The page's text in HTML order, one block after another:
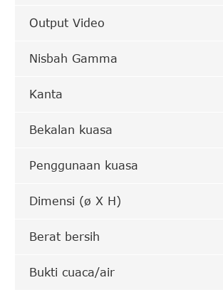
Output Video
Nisbah Gamma
Kanta
Bekalan kuasa
Penggunaan kuasa
Dimensi (ø X H)
Berat bersih
Bukti cuaca/air